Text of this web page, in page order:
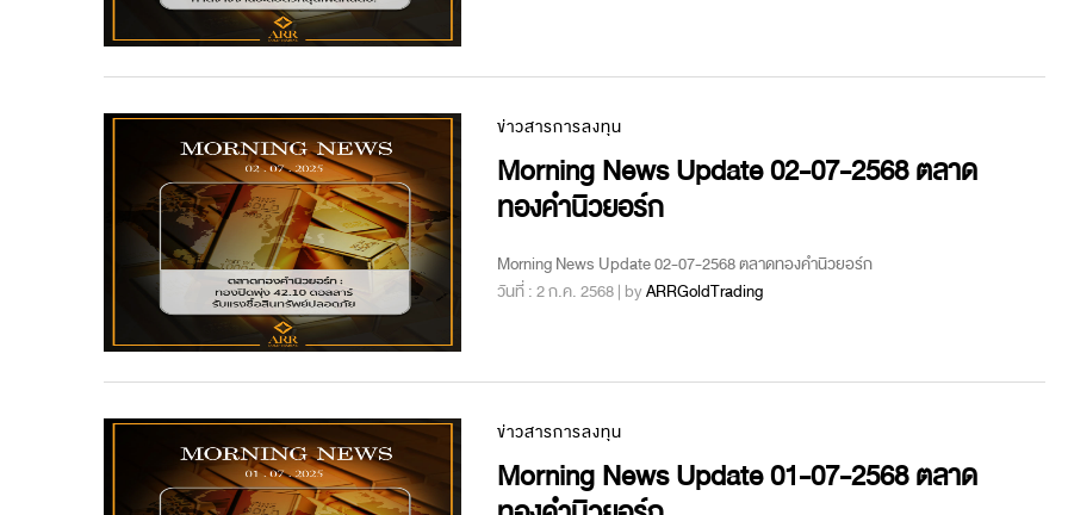
ข่าวสารการลงทุน
Morning News Update 02-07-2568 ตลาด
ทองคำนิวยอร์ก
Morning News Update 02-07-2568 ตลาดทองคำนิวยอร์ก
วันที่ : 2 ก.ค. 2568 | byARRGoldTrading
ข่าวสารการลงทุน
Morning News Update 01-07-2568 ตลาด